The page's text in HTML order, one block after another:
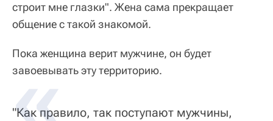
строит мне глазки". Жена сама прекращает
общение с такой знакомой.
Пока женщина верит мужчине, он будет
завоевывать эту территорию.
"Как правило, так поступают мужчины,